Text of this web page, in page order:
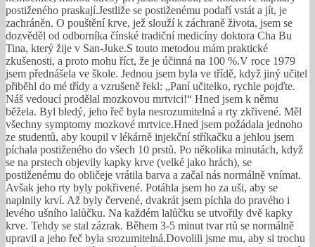
postiženého praskají.Jestliže se postiženému podaří vstát a jít, je
zachráněn. O pouštění krve, jež slouží k záchraně života, jsem se
dozvěděl od odborníka čínské tradiční medicíny doktora Cha Bu
Tina, který žije v San-Juke.S touto metodou mám praktické
zkušenosti, a proto mohu říct, že je účinná na 100 %.V roce 1979
jsem přednášela ve škole. Jednou jsem byla ve třídě, když jiný učitel
přiběhl do mé třídy a vzrušeně řekl: „Paní učitelko, rychle pojďte.
Náš vedoucí prodělal mozkovou mrtvici!“ Hned jsem k němu
běžela. Byl bledý, jeho řeč byla nesrozumitelná a rty zkřivené. Měl
všechny symptomy mozkové mrtvice.Hned jsem požádala jednoho
ze studentů, aby koupil v lékárně injekční stříkačku a jehlou jsem
píchala postiženého do všech 10 prstů. Po několika minutách, když
se na prstech objevily kapky krve (velké jako hrách), se
postiženému do obličeje vrátila barva a začal nás normálně vnímat.
Avšak jeho rty byly pokřivené. Potáhla jsem ho za uši, aby se
naplnily krví. Až byly červené, dvakrát jsem píchla do pravého i
levého ušního lalůčku. Na každém lalůčku se utvořily dvě kapky
krve. Tehdy se stal zázrak. Během 3-5 minut tvar rtů se normálně
upravil a jeho řeč byla srozumitelná.Dovolili jsme mu, aby si trochu